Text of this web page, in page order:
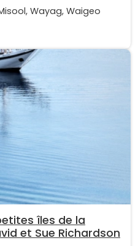
Wayag, Waigeo
îles de la
et Sue Richardson